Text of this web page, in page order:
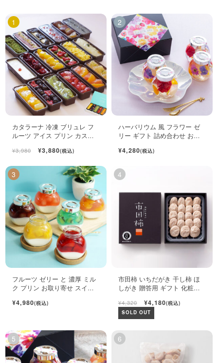
カタラーナ 冷凍 ブリュレ フ
ルーツ アイス プリン カスタ
¥3,980 ¥3,880(税込)
ハーバリウム 風 フラワー ゼ
リー ギフト 詰め合わせ おし
¥4,280(税込)
フルーツ ゼリー と 濃厚 ミル
ク プリン お取り寄せ スイー
¥4,980(税込)
市田柿 いちだがき 干し柿 ほ
しがき 贈答用 ギフト 化粧箱
¥4,320 ¥4,180(税込)
SOLD OUT